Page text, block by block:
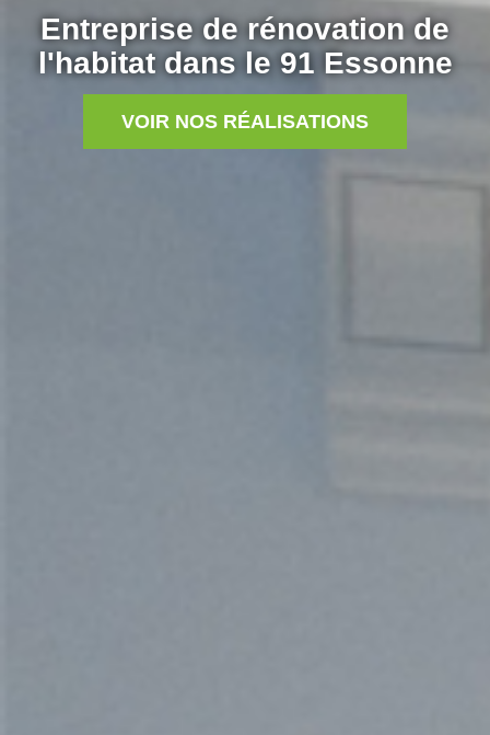
Entreprise de rénovation de
l'habitat dans le 91 Essonne
VOIR NOS RÉALISATIONS